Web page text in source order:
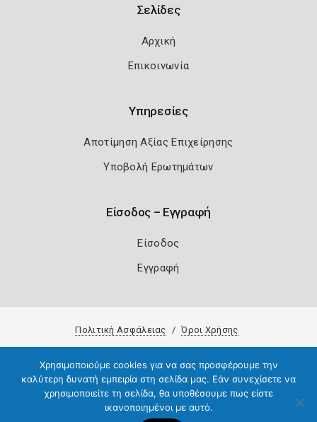
Σελίδες
Αρχική
Επικοινωνία
Υπηρεσίες
Αποτίμηση Αξίας Επιχείρησης
Υποβολή Ερωτημάτων
Είσοδος – Εγγραφή
Είσοδος
Εγγραφή
Πολιτική Ασφάλειας Όροι Χρήσης
Χρησιμοποιούμε cookies για να σας προσφέρουμε την
καλύτερη δυνατή εμπειρία στη σελίδα μας. Εάν συνεχίσετε να
χρησιμοποιείτε τη σελίδα, θα υποθέσουμε πως είστε
ικανοποιημένοι με αυτό.